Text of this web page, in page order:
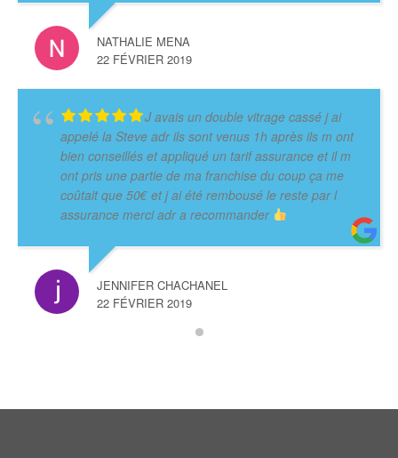
NATHALIE MENA
22 FÉVRIER 2019
J avais un double vitrage cassé j ai
appelé la Steve adr ils sont venus 1h après ils m ont
bien conseillés et appliqué un tarif assurance et il m
ont pris une partie de ma franchise du coup ça me
coûtait que 50€ et j ai été rembousé le reste par l
assurance merci adr a recommander
JENNIFER CHACHANEL
22 FÉVRIER 2019